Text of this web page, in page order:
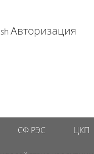
Авторизация
СФ РЭС ЦКП